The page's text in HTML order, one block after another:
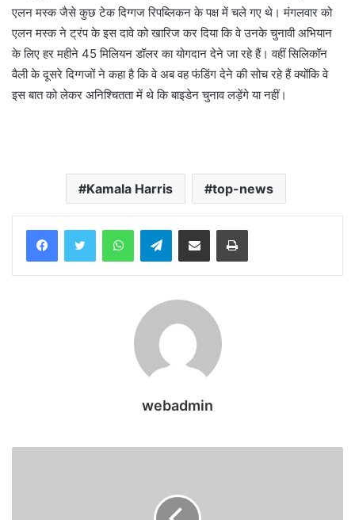
एलन मस्क जैसे कुछ टेक दिग्गज रिपब्लिकन के पक्ष में चले गए थे। मंगलवार को
एलन मस्क ने ट्रंप के इस दावे को खारिज कर दिया कि वे उनके चुनावी अभियान
के लिए हर महीने 45 मिलियन डॉलर का योगदान देने जा रहे हैं। वहीं सिलिकॉन
वैली के दूसरे दिग्गजों ने कहा है कि वे अब वह फंडिंग देने की सोच रहे हैं क्योंकि वे
इस बात को लेकर अनिश्चितता में थे कि बाइडेन चुनाव लड़ेंगे या नहीं।
Kamala Harris top-news
WhatsAppTelegramShare via Email Print
webadmin